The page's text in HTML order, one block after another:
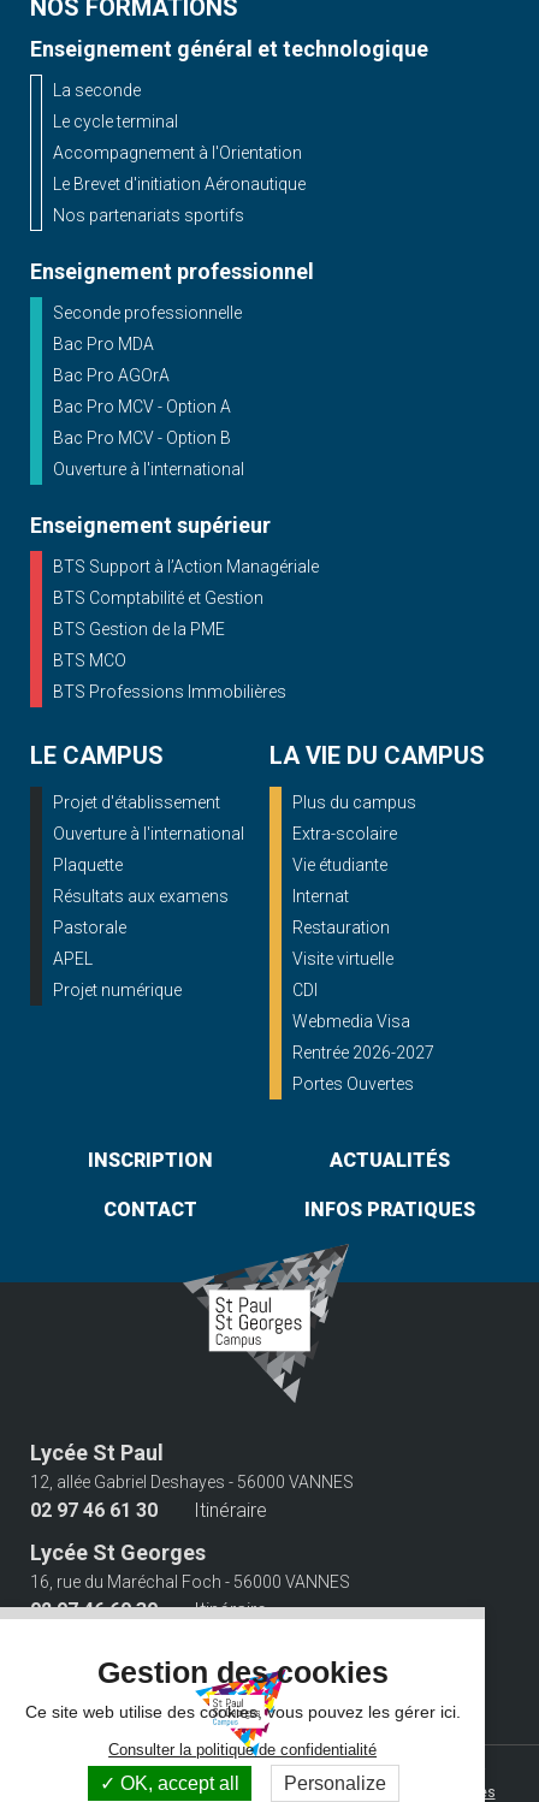
NOS FORMATIONS
Enseignement général et technologique
La seconde
Le cycle terminal
Accompagnement à l'Orientation
Le Brevet d'initiation Aéronautique
Nos partenariats sportifs
Enseignement professionnel
Seconde professionnelle
Bac Pro MDA
Bac Pro AGOrA
Bac Pro MCV - Option A
Bac Pro MCV - Option B
Ouverture à l'international
Enseignement supérieur
BTS Support à l’Action Managériale
BTS Comptabilité et Gestion
BTS Gestion de la PME
BTS MCO
BTS Professions Immobilières
LE CAMPUS
Projet d'établissement
Ouverture à l'international
Plaquette
Résultats aux examens
Pastorale
APEL
Projet numérique
LA VIE DU CAMPUS
Plus du campus
Extra-scolaire
Vie étudiante
Internat
Restauration
Visite virtuelle
CDI
Webmedia Visa
Rentrée 2026-2027
Portes Ouvertes
INSCRIPTION ACTUALITÉS
CONTACT INFOS PRATIQUES
Lycée St Paul
12, allée Gabriel Deshayes - 56000 VANNES
02 97 46 61 30 Itinéraire
Lycée St Georges
16, rue du Maréchal Foch - 56000 VANNES
02 97 46 60 30 Itinéraire
© 2026 Campus Saint Paul Saint Georges - Tous droits réservés -
Photos non contractuelles -Mentions légales-Gestion des cookies
Gestion des cookies
Ce site web utilise des cookies, vous pouvez les gérer ici.
Consulter la politique de confidentialité
OK, accept all Personalize